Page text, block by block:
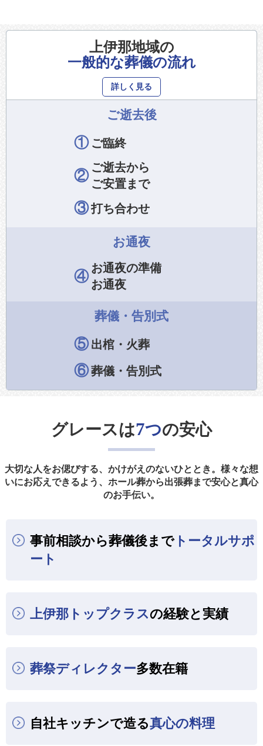
上伊那地域の
一般的な葬儀の流れ
詳しく見る
ご逝去後
① ご臨終
②
ご逝去から
ご安置まで
③打ち合わせ
お通夜
④
お通夜の準備
お通夜
葬儀・告別式
⑤ 出棺・火葬
⑥葬儀・告別式
グレースは7つの安心
大切な人をお偲びする、かけがえのないひととき。様々な想
いにお応えできるよう、ホール葬から出張葬まで安心と真心
のお手伝い。
事前相談から葬儀後までトータルサポ
ート
上伊那トップクラスの経験と実績
葬祭ディレクター多数在籍
自社キッチンで造る真心の料理